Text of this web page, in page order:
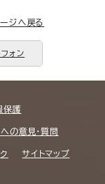
ージへ戻る
ォン
保護
の意見・質問
サイトマップ